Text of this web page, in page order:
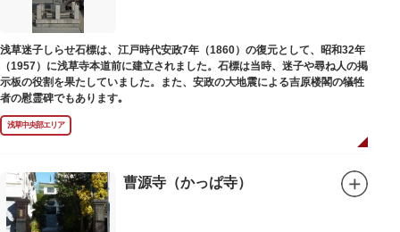
浅草迷子しらせ石標は、江戸時代安政7年（1860）の復元として、昭和32年
（1957）に浅草寺本道前に建立されました。石標は当時、迷子や尋ね人の掲
示板の役割を果たしていました。また、安政の大地震による吉原楼閣の犠牲
者の慰霊碑でもあります｡
浅草中央部エリア
曹源寺（かっぱ寺）